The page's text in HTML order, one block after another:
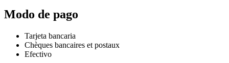
Modo de pago
Tarjeta bancaria
Chèques bancaires et postaux
Efectivo